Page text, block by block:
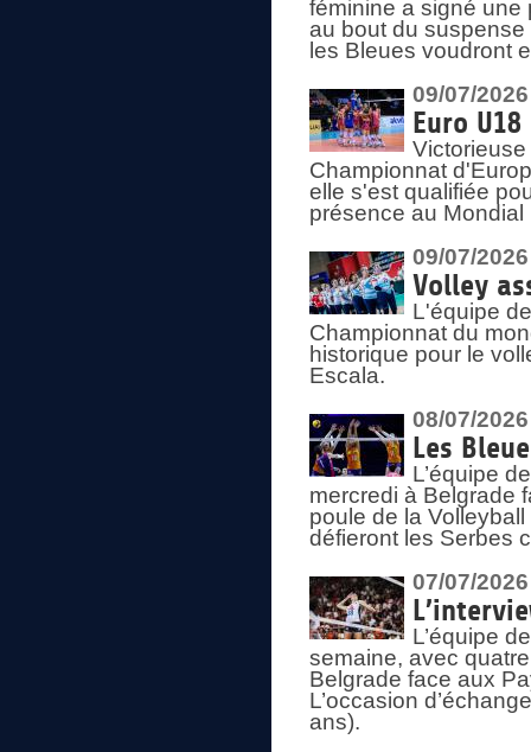
féminine a signé une
au bout du
les Bleues voudront
09/07/2026
Euro
Championnat
elle s'est qualifiée
présence au
09/07/2026
Volley
L'équipe
Championnat du
historique pour le
Escala.
08/07/2026
Les
L’équipe
mercredi à Belgrade
poule de la
défieront les Serbes
07/07/2026
L’équipe
semaine, avec
Belgrade face aux
L’occasion
ans).